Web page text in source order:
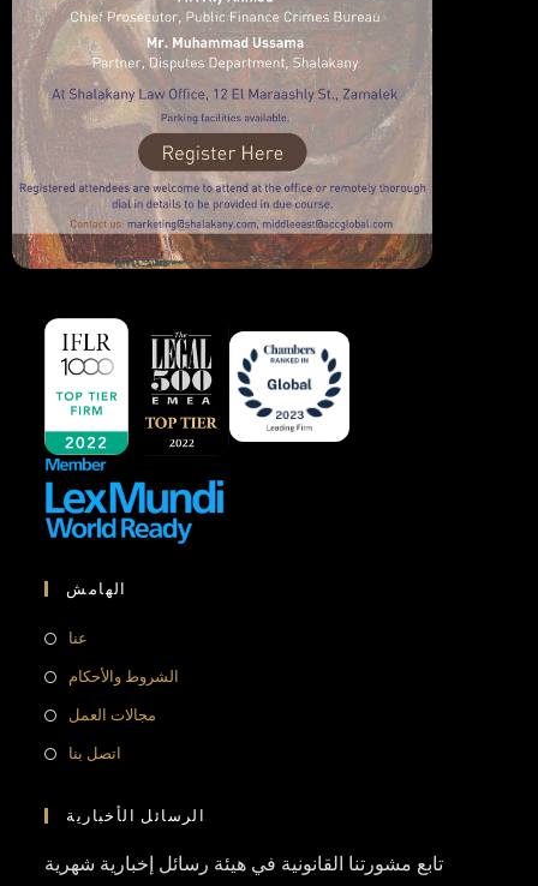
الهامش
عنا
الشروط والأحكام
مجالات العمل
اتصل بنا
الرسائل الأخبارية
تابع مشورتنا القانونية في هيئة رسائل إخبارية شهرية